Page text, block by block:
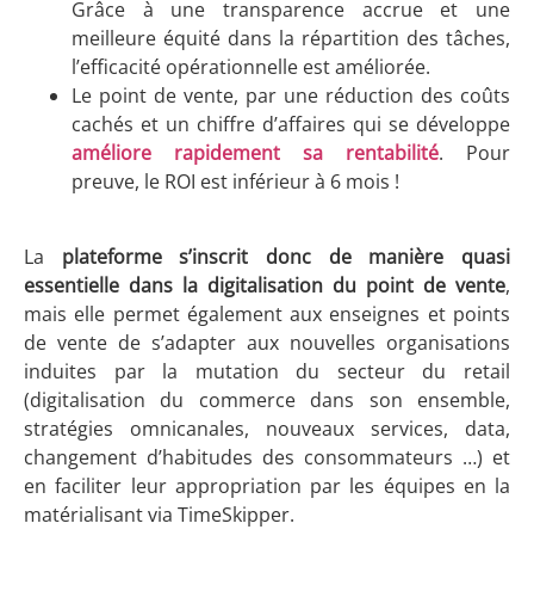
Grâce à une transparence accrue et une
meilleure équité dans la répartition des tâches,
l’efficacité opérationnelle est améliorée.
Le point de vente, par une réduction des coûts
cachés et un chiffre d’affaires qui se développe
améliore rapidement sa rentabilité. Pour
preuve, le ROI est inférieur à 6 mois !
La plateforme s’inscrit donc de manière quasi
essentielle dans la digitalisation du point de vente,
mais elle permet également aux enseignes et points
de vente de s’adapter aux nouvelles organisations
induites par la mutation du secteur du retail
(digitalisation du commerce dans son ensemble,
stratégies omnicanales, nouveaux services, data,
changement d’habitudes des consommateurs …) et
en faciliter leur appropriation par les équipes en la
matérialisant via TimeSkipper.